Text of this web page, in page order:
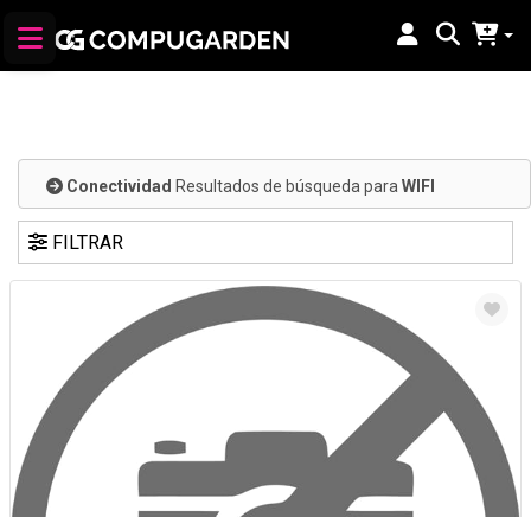
Conectividad Resultados de búsqueda paraWIFI
FILTRAR